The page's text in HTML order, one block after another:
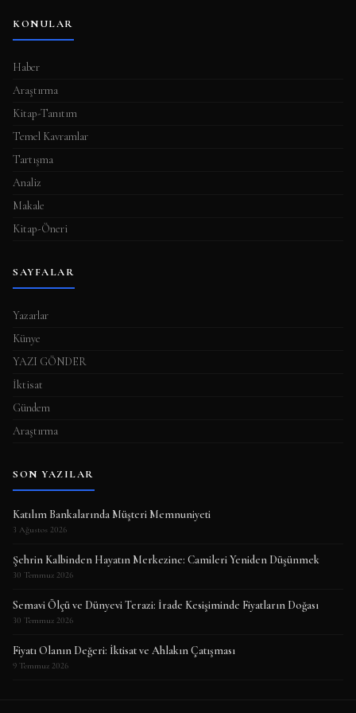
m
a
s
ı
KONULAR
Haber
Araştırma
Kitap-Tanıtım
Temel Kavramlar
Tartışma
Analiz
Makale
Kitap-Öneri
SAYFALAR
Yazarlar
Künye
YAZI GÖNDER
İktisat
Gündem
Araştırma
SON YAZILAR
Katılım Bankalarında Müşteri Memnuniyeti
3 Ağustos 2026
Şehrin Kalbinden Hayatın Merkezine: Camileri Yeniden Düşünmek
30 Temmuz 2026
Semavi Ölçü ve Dünyevi Terazi: İrade Kesişiminde Fiyatların Doğası
30 Temmuz 2026
Fiyatı Olanın Değeri: İktisat ve Ahlakın Çatışması
9 Temmuz 2026